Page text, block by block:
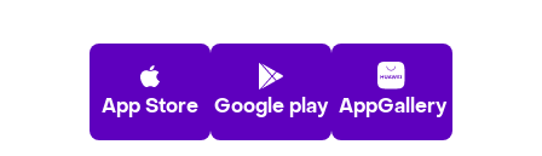
App Store Google play AppGallery